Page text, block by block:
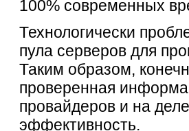
100% современных
Технологически
пула серверов для
Таким образом,
проверенная
провайдеров и на
эффективность.